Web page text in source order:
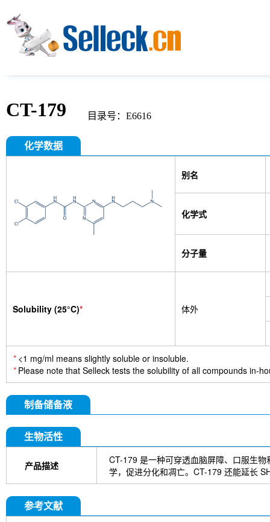
CT-179 目录号：E6616
化学数据
别名
化学式
分子量
Solubility (25°C)* 体外
*<1 mg/ml means slightly soluble or insoluble.
*Please note that Selleck tests the solubility of all compounds in-
制备储备液
生物活性
产品描述
CT-179 是一种可穿透血脑屏障、口服生
学，促进分化和凋亡。CT-179 还能延长
参考文献